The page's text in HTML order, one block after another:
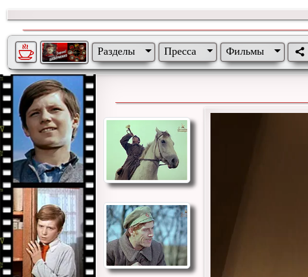
Разделы Пресса Фильмы